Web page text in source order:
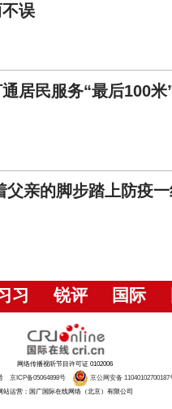
误
居民服务“最后100米
父亲的脚步踏上防疫
习 锐评 国际
网络传播视听节目许可证 0102006
京ICP备05064898号
京公网安备 11040102700187
站运营：国广国际在线网络（北京）有限公司